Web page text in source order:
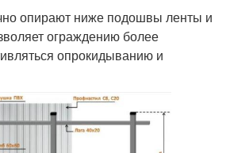
опирают ниже подошвы ленты и
ограждению более
опрокидыванию и